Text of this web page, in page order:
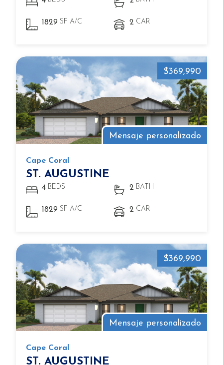
1829 SF A/C 2 CAR
Mensaje personalizado
$369,990
Cape Coral
ST. AUGUSTINE
4 BEDS 2 BATH
1829 SF A/C 2 CAR
Mensaje personalizado
$369,990
Cape Coral
ST. AUGUSTINE